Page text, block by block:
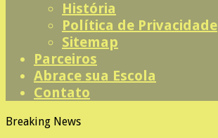
História
Política de Privacidade
Sitemap
Parceiros
Abrace sua Escola
Contato
Breaking News